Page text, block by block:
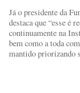
Já o presidente da
destaca que “esse é
continuamente na
bem como a toda
mantido priorizando